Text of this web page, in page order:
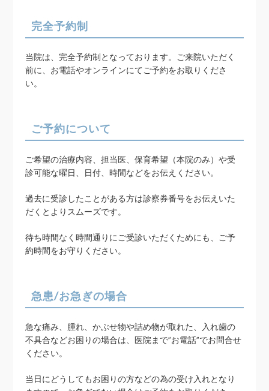
完全予約制
当院は、完全予約制となっております。ご来院いただく
前に、お電話やオンラインにてご予約をお取りくださ
い。
ご予約について
ご希望の治療内容、担当医、保育希望（本院のみ）や受
診可能な曜日、日付、時間などをお伝えください。
過去に受診したことがある方は診察券番号をお伝えいた
だくとよりスムーズです。
待ち時間なく時間通りにご受診いただくためにも、ご予
約時間をお守りください。
急患/お急ぎの場合
急な痛み、腫れ、かぶせ物や詰め物が取れた、入れ歯の
不具合などお困りの場合は、医院まで”お電話”でお問合せ
ください。
当日にどうしてもお困りの方などの為の受け入れとなり